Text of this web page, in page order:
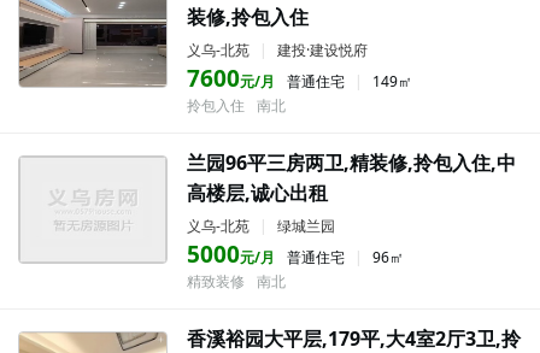
装修,拎包入住
义乌-北苑 | 建投·建设悦府
7600元/月 普通住宅 |
149㎡
拎包入住
南北
兰园96平三房两卫,精装修,拎包入住,中
高楼层,诚心出租
义乌-北苑 | 绿城兰园
5000元/月 普通住宅 |
96㎡
精致装修
南北
香溪裕园大平层,179平,大4室2厅3卫,拎